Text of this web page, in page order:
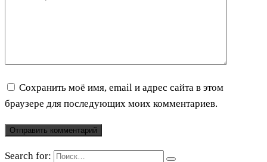
Сохранить моё имя, email и адрес сайта в этом
браузере для последующих моих комментариев.
Search for: